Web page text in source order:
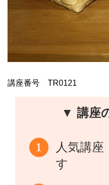
講座番号 TR0121
▼ 講座
人気講
す